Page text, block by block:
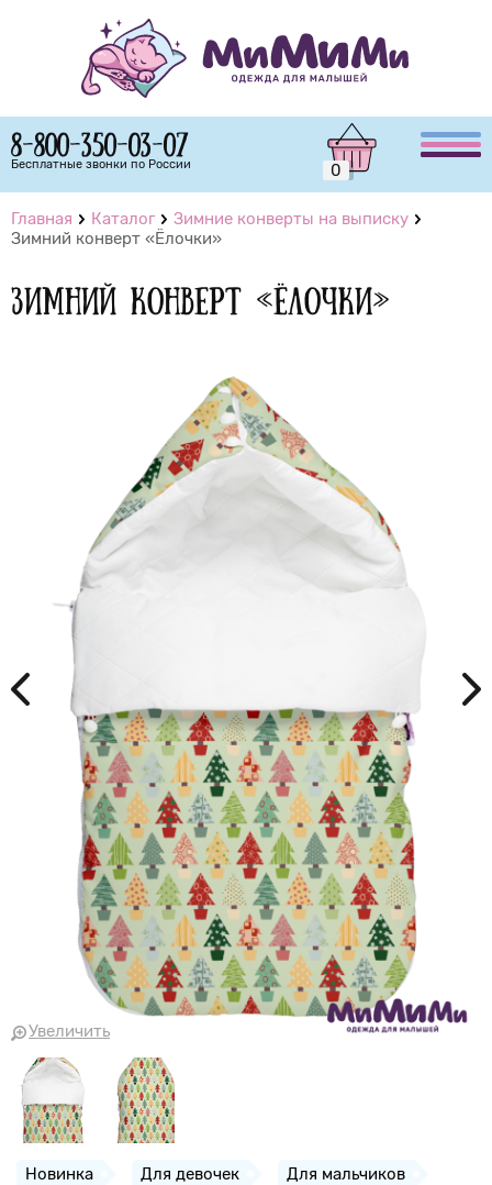
8-800-350-03-07
Бесплатные звонки по России 0
Главная Каталог
Зимние конверты на выписку
Зимний конверт «Ёлочки»
Зимний конверт «Ёлочки»
Увеличить
Новинка Для девочек
Для мальчиков